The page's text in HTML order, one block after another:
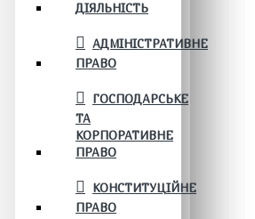
ДІЯЛЬНІСТЬ
АДМІНІСТРАТИВНЕ
ПРАВО
ГОСПОДАРСЬКЕ
ТА
КОРПОРАТИВНЕ
ПРАВО
КОНСТИТУЦІЙНЕ
ПРАВО